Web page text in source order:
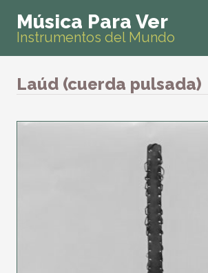
Música Para Ver
Instrumentos del Mundo
Laúd (cuerda pulsada)